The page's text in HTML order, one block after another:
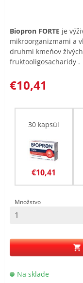
Biopron FORTE je
mikroorganizmami a
druhmi kmeňov
fruktooligosacharidy .
€10,41
30 kapsúl
€10,41
Množstvo
Na sklade